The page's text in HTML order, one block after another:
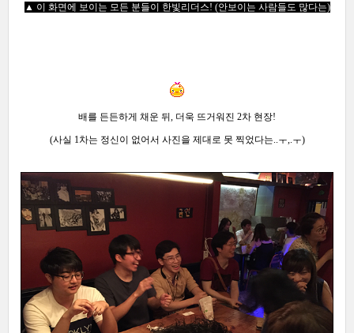
▲ 이 화면에 보이는 모든 분들이 한빛리더스! (안보이는 사람들도 많다는)
배를 든든하게 채운 뒤, 더욱 뜨거워진 2차 현장!
(사실 1차는 정신이 없어서 사진을 제대로 못 찍었다는..ㅜ,.ㅜ)